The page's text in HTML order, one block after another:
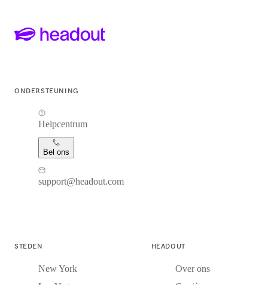
ONDERSTEUNING
Helpcentrum
Bel ons
support@headout.com
STEDEN
New York
HEADOUT
Over ons